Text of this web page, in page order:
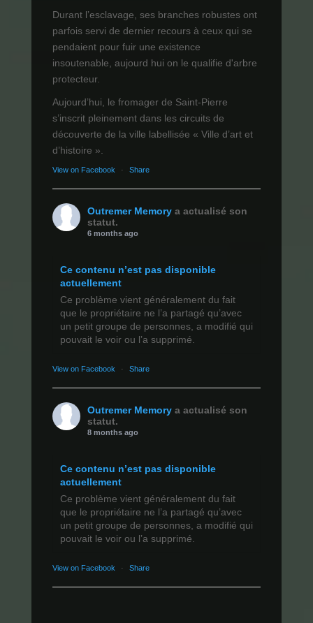
Durant l’esclavage, ses branches robustes ont
parfois servi de dernier recours à ceux qui se
pendaient pour fuir une existence
insoutenable, aujourd hui on le qualifie d'arbre
protecteur.
Aujourd’hui, le fromager de Saint-Pierre
s’inscrit pleinement dans les circuits de
découverte de la ville labellisée « Ville d’art et
d’histoire ».
View on Facebook · Share
Outremer Memory a actualisé son
statut.
6 months ago
Ce contenu n’est pas disponible
actuellement
Ce problème vient généralement du fait
que le propriétaire ne l’a partagé qu’avec
un petit groupe de personnes, a modifié qui
pouvait le voir ou l’a supprimé.
View on Facebook · Share
Outremer Memory a actualisé son
statut.
8 months ago
Ce contenu n’est pas disponible
actuellement
Ce problème vient généralement du fait
que le propriétaire ne l’a partagé qu’avec
un petit groupe de personnes, a modifié qui
pouvait le voir ou l’a supprimé.
View on Facebook · Share